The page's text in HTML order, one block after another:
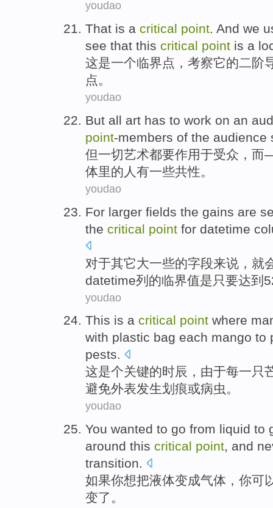
youdao
That is a critical point. And we
see that this critical point is a
这是一个临界点 ，考察它的二阶
点。
youdao
But all art has to work on an
point-members of the audience
但一切艺术都要作用于受众 ，
体里的 人有一些共性。
youdao
For larger fields the gains are
the critical point for datetime
对于其它大一些的字段来说， 就
datetime列的临界值是 只要达到
youdao
This is a critical point where
with plastic bag each mango to
pests.
这是个关键的时辰，由于每一只
避免外表发生划痕或病虫 。
youdao
You wanted to go from liquid to
around this critical point, and
transition.
如果你想把液体变成气体 ，你可
变了。